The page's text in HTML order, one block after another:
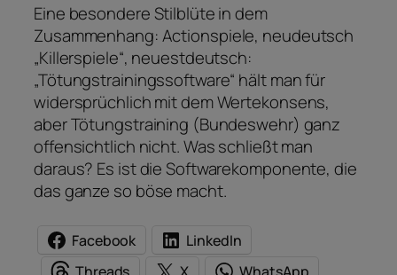
Eine besondere Stilblüte in dem
Zusammenhang: Actionspiele, neudeutsch
„Killerspiele“, neuestdeutsch:
„Tötungstrainingssoftware“ hält man für
widersprüchlich mit dem Wertekonsens,
aber Tötungstraining (Bundeswehr) ganz
offensichtlich nicht. Was schließt man
daraus? Es ist die Softwarekomponente, die
das ganze so böse macht.
Facebook
LinkedIn
Threads
X WhatsApp